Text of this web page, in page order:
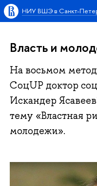
НИУ ВШЭ в Санкт-
Власть и
На восьмом
СоцUP доктор
Искандер
тему «Властная
молодежи».